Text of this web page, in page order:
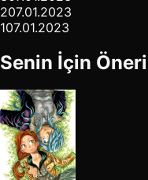
207.01.2023
107.01.2023
Senin İçin